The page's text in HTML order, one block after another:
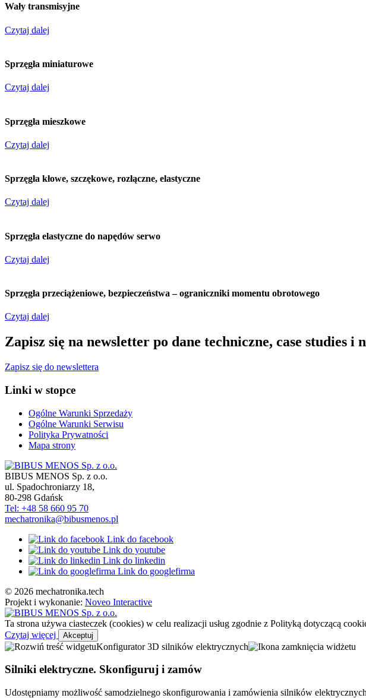
Wały transmisyjne
Czytaj dalej
Sprzęgła miniaturowe
Czytaj dalej
Sprzęgła mieszkowe
Czytaj dalej
Sprzęgła kłowe, szczękowe, rozłączne, elastyczne
Czytaj dalej
Sprzęgła elastyczne do napędów serwo
Czytaj dalej
Sprzęgła przeciążeniowe, bezpieczeństwa – ograniczniki momentu obrotowego
Czytaj dalej
Zapisz się na newsletter po dane techniczne, case studies i
Zapisz się do newslettera
Linki w stopce
Ogólne Warunki Sprzedaży
Ogólne Warunki Serwisu
Polityka Prywatności
Mapa strony
BIBUS MENOS Sp. z o.o.
ul. Spadochroniarzy 18,
80-298 Gdańsk
Tel: +48 58 660 95 70
mechatronika@bibusmenos.pl
Link do facebook
Link do youtube
Link do linkedin
Link do googlefirma
© 2026 mechatronika.tech
Projekt i wykonanie: Noveo Interactive
Ta strona używa ciasteczek (cookies) w celu realizacji usług zgodnie z Polityką dotyczącą
Czytaj więcej
Akceptuj
Konfigurator 3D silników elektrycznych
Silniki elektryczne. Skonfiguruj i zamów
Udostępniamy możliwość samodzielnego skonfigurowania i zamówienia silników